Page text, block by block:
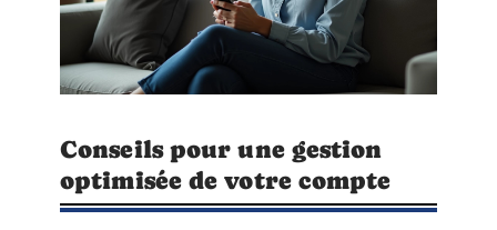
Conseils pour une gestion
optimisée de votre compte